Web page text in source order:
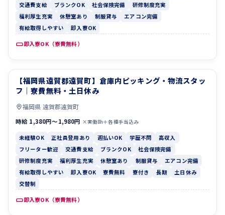
交通費支給
ブランクOK 社会保険完備
研修制度充実
福利厚生充実
休憩室あり 制服貸与
エアコン完備
有給取得しやすい
即入寮OK
即入寮OK（寮費無料）
未経験OK 正社員登用あり
【福岡県遠賀郡遠賀町】倉庫内ピッキング・物流スタッ
フ｜寮費無料・土日休み
福岡県 遠賀郡遠賀町
時給 1,380円〜1,980円 ×実働8h＋各種手当込み
未経験OK 正社員登用あり 週払いOK 学歴不問
高収入
フリーター歓迎
交通費支給 ブランクOK
社会保険完備
研修制度充実
福利厚生充実 休憩室あり 制服貸与
エアコン完備
有給取得しやすい
即入寮OK 寮費無料 寮付き 長期
土日休み
交替制
即入寮OK（寮費無料）